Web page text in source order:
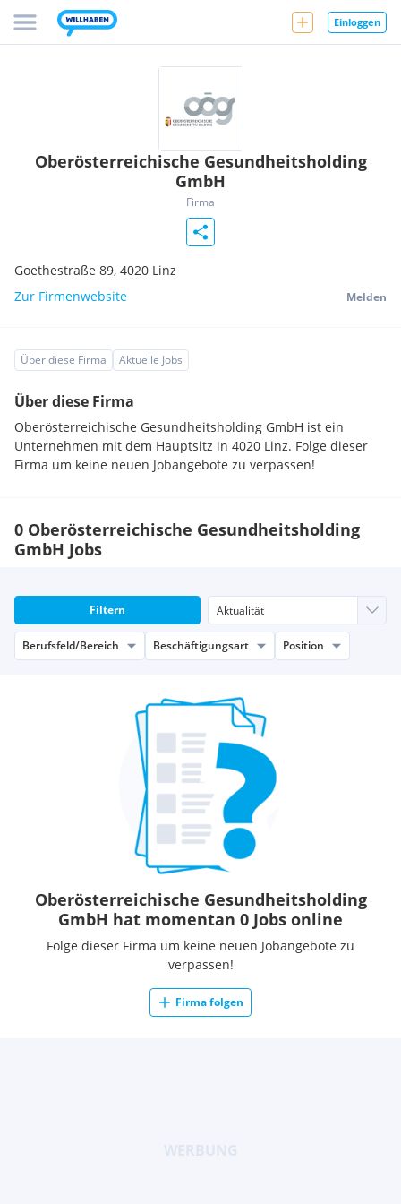
Einloggen
Oberösterreichische Gesundheitsholding
GmbH
Firma
Goethestraße 89, 4020 Linz
Zur Firmenwebsite
Melden
Über diese Firma Aktuelle Jobs
Über diese Firma
Oberösterreichische Gesundheitsholding GmbH ist ein
Unternehmen mit dem Hauptsitz in 4020 Linz. Folge dieser
Firma um keine neuen Jobangebote zu verpassen!
0 Oberösterreichische Gesundheitsholding
GmbH Jobs
Filtern
Berufsfeld/Bereich Beschäftigungsart Position
Oberösterreichische Gesundheitsholding
GmbH hat momentan 0 Jobs online
Folge dieser Firma um keine neuen Jobangebote zu
verpassen!
Firma folgen